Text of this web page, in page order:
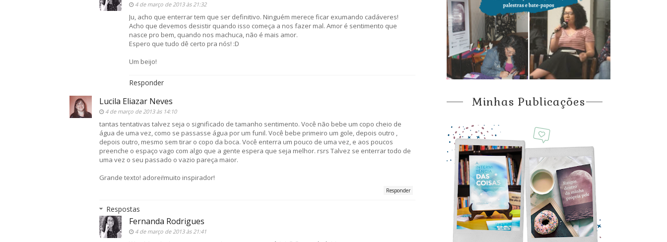
4 de março de 2013 às 21:32
Ju, acho que enterrar tem que ser definitivo. Ninguém merece ficar exumando cadáveres!
Acho que devemos desistir quando isso começa a nos fazer mal. Amor é sentimento que
nasce pro bem, quando nos machuca, não é mais amor.
Espero que tudo dê certo pra nós! :D
Um beijo!
Responder
Lucila Eliazar Neves
4 de março de 2013 às 14:10
tantas tentativas talvez seja o significado de tamanho sentimento. Você não bebe um copo cheio de
água de uma vez, como se passasse água por um funil. Você bebe primeiro um gole, depois outro ,
depois outro, mesmo sem tirar o copo da boca. Você enterra um pouco de uma vez, e aos poucos
preenche o espaço vago com algo que a gente espera que seja melhor. rsrs Talvez se enterrar todo de
uma vez o seu passado o vazio pareça maior.
Grande texto! adorei!muito inspirador!
Responder
Respostas
Fernanda Rodrigues
4 de março de 2013 às 21:41
Minhas Publicações